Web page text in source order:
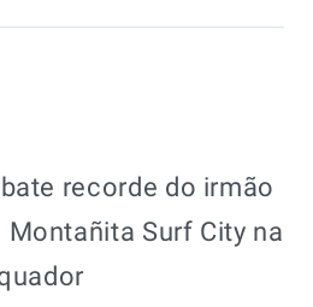
recorde do irmão
Montañita Surf City na